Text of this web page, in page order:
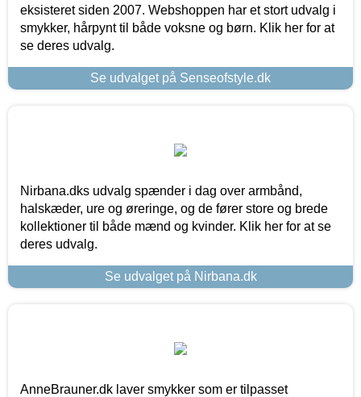
eksisteret siden 2007. Webshoppen har et stort udvalg i
smykker, hårpynt til både voksne og børn. Klik her for at
se deres udvalg.
Se udvalget på Senseofstyle.dk
Nirbana.dks udvalg spænder i dag over armbånd,
halskæder, ure og øreringe, og de fører store og brede
kollektioner til både mænd og kvinder. Klik her for at se
deres udvalg.
Se udvalget på Nirbana.dk
AnneBrauner.dk laver smykker som er tilpasset